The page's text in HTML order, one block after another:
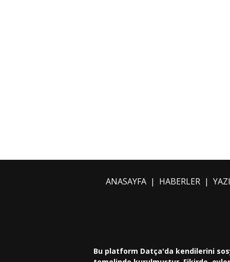
ANASAYFA| HABERLER|
Bu platform Datça'da kendilerini